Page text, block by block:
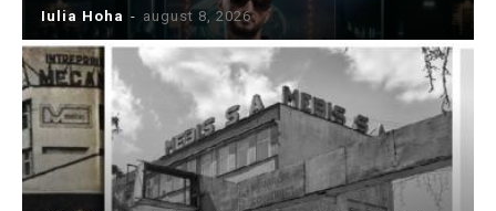
Iulia Hoha - august 8, 2026